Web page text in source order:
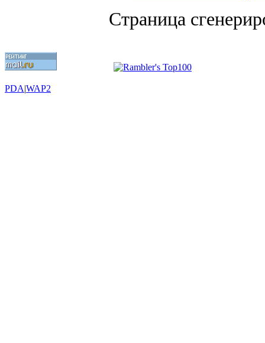
Страница
PDA|WAP2